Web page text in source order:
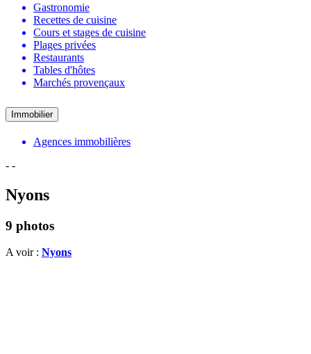
Gastronomie
Recettes de cuisine
Cours et stages de cuisine
Plages privées
Restaurants
Tables d'hôtes
Marchés provençaux
Immobilier
Agences immobilières
- -
Nyons
9 photos
A voir : Nyons